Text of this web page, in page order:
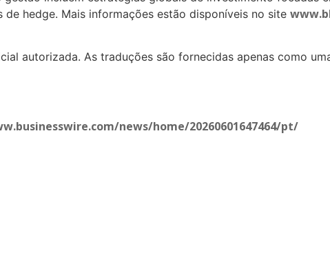
hedge. Mais informações estão disponíveis no site
autorizada. As traduções são fornecidas apenas como
news/home/20260601647464/pt/